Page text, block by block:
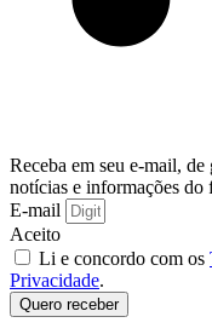
Receba em seu e-mail,
notícias e informações do
E-mail
Aceito
Li e concordo com os
Privacidade.
Quero receber